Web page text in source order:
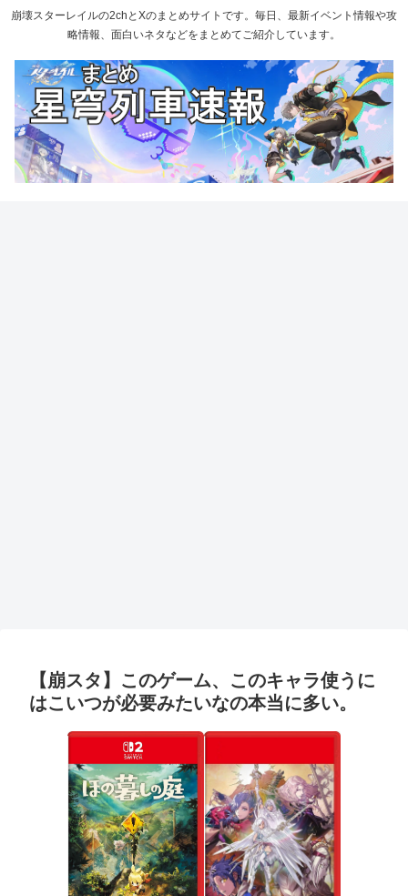
崩壊スターレイルの2chとXのまとめサイトです。毎日、最新イベント情報や攻
略情報、面白いネタなどをまとめてご紹介しています。
【崩スタ】このゲーム、このキャラ使うに
はこいつが必要みたいなの本当に多い。